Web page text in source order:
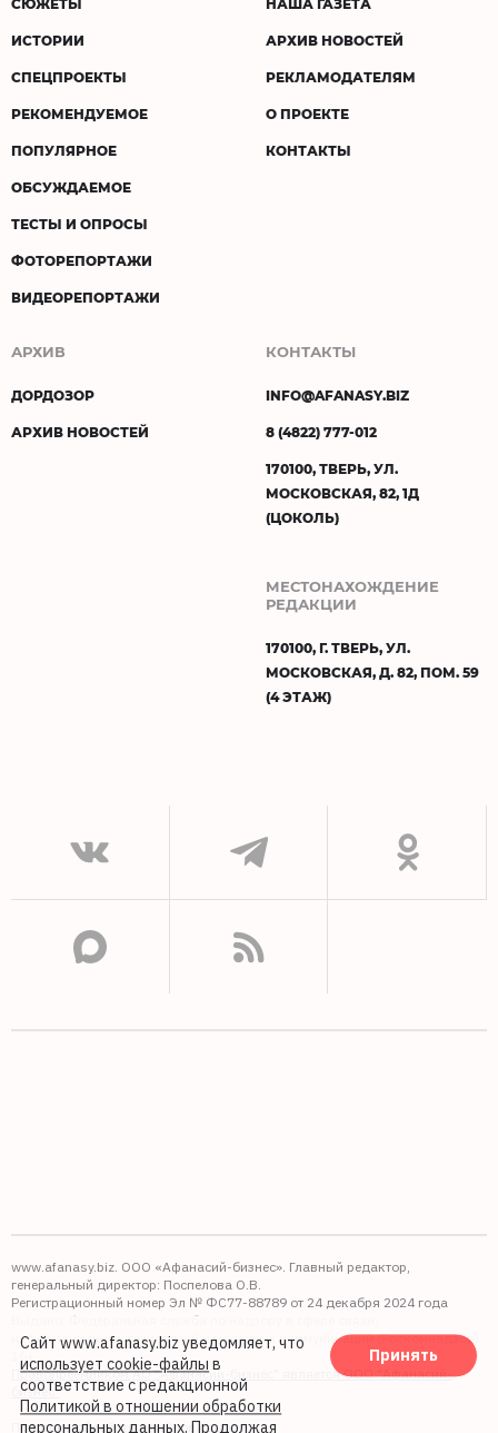
ИСТОРИИ
СПЕЦПРОЕКТЫ
РЕКОМЕНДУЕМОЕ
ПОПУЛЯРНОЕ
ОБСУЖДАЕМОЕ
ТЕСТЫ И ОПРОСЫ
ФОТОРЕПОРТАЖИ
ВИДЕОРЕПОРТАЖИ
АРХИВ НОВОСТЕЙ
РЕКЛАМОДАТЕЛЯМ
О ПРОЕКТЕ
КОНТАКТЫ
АРХИВ
ДОРДОЗОР
АРХИВ НОВОСТЕЙ
КОНТАКТЫ
INFO@AFANASY.BIZ
8 (4822) 777-012
170100, ТВЕРЬ, УЛ.
МОСКОВСКАЯ, 82, 1Д
(ЦОКОЛЬ)
МЕСТОНАХОЖДЕНИЕ
РЕДАКЦИИ
170100, Г. ТВЕРЬ, УЛ.
МОСКОВСКАЯ, Д. 82, ПОМ. 59
(4 ЭТАЖ)
www.afanasy.biz. ООО «Афанасий-бизнес». Главный редактор,
генеральный директор: Поспелова О.В.
Регистрационный номер Эл № ФС77-88789 от 24 декабря 2024 года
Выдано: Федеральная служба по надзору в сфере связи,
информационных технологий и массовых коммуникаций (Роскомнадзор).
Правопреемником АО "Афанасий-бизнес" является ООО "Афанасий-
бизнес"
Политика обработки файлов cookie
Сайт www.afanasy.biz уведомляет, что
использует cookie-файлы в
соответствие с редакционной
Политикой в отношении обработки
персональных данных. Продолжая
Принять